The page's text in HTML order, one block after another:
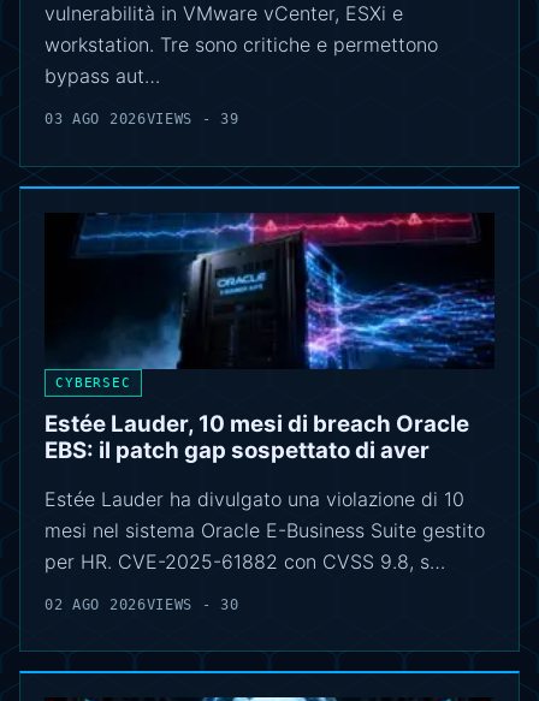
vulnerabilità in VMware vCenter, ESXi e
workstation. Tre sono critiche e permettono
bypass aut…
03 AGO 2026VIEWS - 39
CYBERSEC
Estée Lauder, 10 mesi di breach Oracle
EBS: il patch gap sospettato di aver
Estée Lauder ha divulgato una violazione di 10
mesi nel sistema Oracle E-Business Suite gestito
per HR. CVE-2025-61882 con CVSS 9.8, s…
02 AGO 2026VIEWS - 30